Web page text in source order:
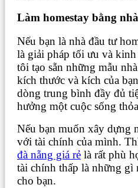
Làm homestay bằng
Nếu bạn là nhà đầu tư
là giải pháp tối ưu và
tôi tạo sẵn những mẫu
kích thước và kích của
dòng trung bình đầy đủ
hưởng một cuộc sống
Nếu bạn muốn xây dựng
với tài chính của mình.
đà nẵng giá rẻ là rất phù
tài chính thấp là những gì
cho bạn.